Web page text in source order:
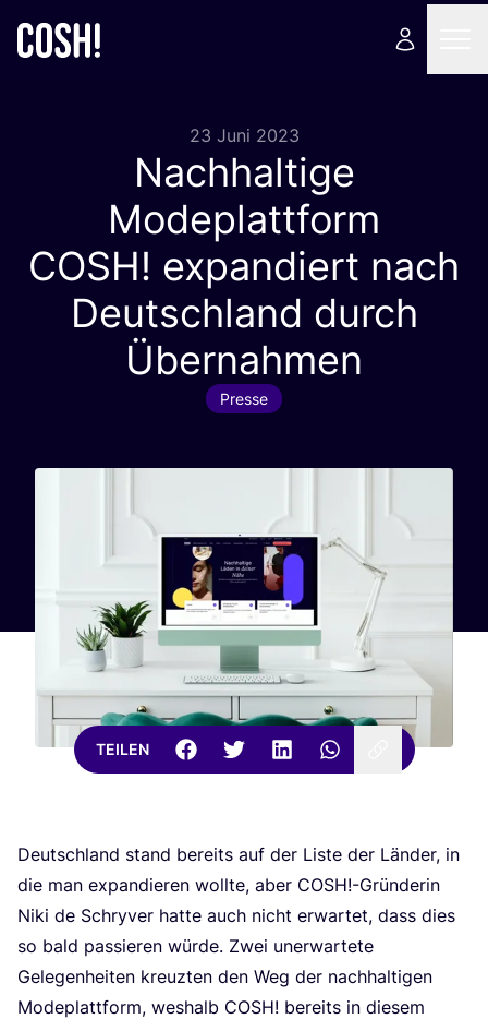
23 Juni 2023
Nachhaltige
Modeplattform
COSH! expandiert nach
Deutschland durch
Übernahmen
Presse
TEILEN
Deutsch­land stand bereits auf der Lis­te der Län­der, in
die man expan­die­ren woll­te, aber COSH!-Gründerin
Niki de Schry­ver hat­te auch nicht erwar­tet, dass dies
so bald pas­sie­ren wür­de. Zwei uner­war­te­te
Gele­gen­hei­ten kreuz­ten den Weg der nach­hal­ti­gen
Mode­platt­form, wes­halb COSH! bereits in die­sem